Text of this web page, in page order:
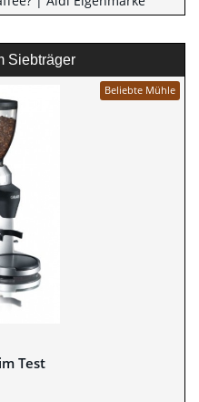
Siebträger
Beliebte Mühle
Test